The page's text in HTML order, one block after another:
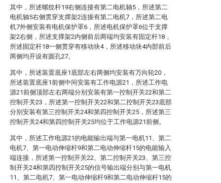
其中，所述螺纹杆19右侧连接有第二电机轴5，所述第二
电机轴5右侧贯穿支撑架2连接有第二电机7，所述第二电
机7外侧安装有电机保护罩6，所述电机保护罩6位于支撑
架2右侧，所述支撑架2内侧前后两端均安装有固定杆18，
所述固定杆18一侧贯穿有移动块4，所述移动块4内部前后
两侧均开设有圆孔27。
其中，所述装置底座1底部左右两侧均安装有万向轮20，
所述装置底座1前侧中间安装有工作电源21，所述工作电
源21前侧顶部左右两端分别安装有第一控制开关22和第二
控制开关23，所述第一控制开关22和第二控制开关23底部
分别安装有第三控制开关24和第四控制开关25，所述第三
控制开关24和第四控制开关25均位于工作电源21前侧。
其中，所述工作电源21的电能输出端与第一电机11、第二
电机7、第一电动伸缩杆9和第二电动伸缩杆15的电能输入
端连接，所述第一控制开关22、第二控制开关23、第三控
制开关24和第四控制开关25的信号输出端分别与第一电机
11、第二电机7、第一电动伸缩杆9和第二电动伸缩杆15的